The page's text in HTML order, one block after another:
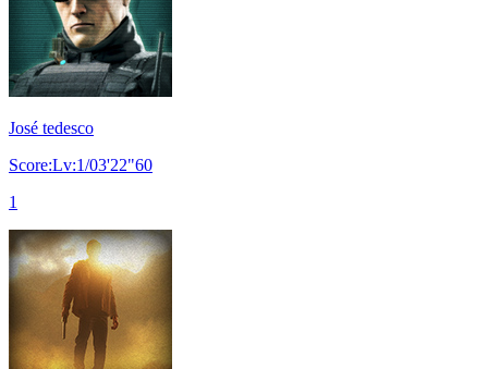
José tedesco
Score:Lv:1/03'22"60
1